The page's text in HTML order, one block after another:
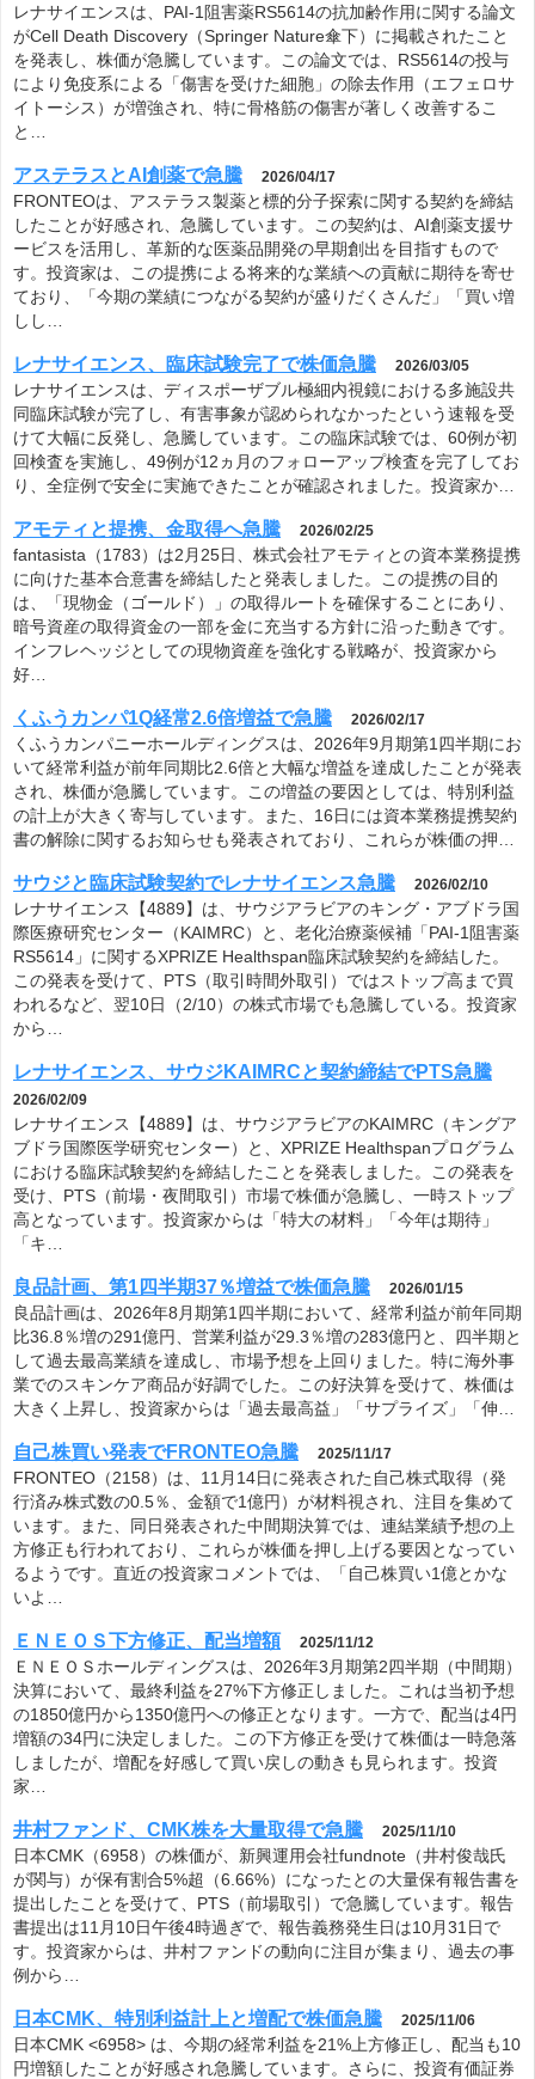
レナサイエンスは、PAI-1阻害薬RS5614の抗加齢作用に関する論文
がCell Death Discovery（Springer Nature傘下）に掲載されたこと
を発表し、株価が急騰しています。この論文では、RS5614の投与
により免疫系による「傷害を受けた細胞」の除去作用（エフェロサ
イトーシス）が増強され、特に骨格筋の傷害が著しく改善するこ
と…
アステラスとAI創薬で急騰 2026/04/17
FRONTEOは、アステラス製薬と標的分子探索に関する契約を締結
したことが好感され、急騰しています。この契約は、AI創薬支援サ
ービスを活用し、革新的な医薬品開発の早期創出を目指すもので
す。投資家は、この提携による将来的な業績への貢献に期待を寄せ
ており、「今期の業績につながる契約が盛りだくさんだ」「買い増
しし…
レナサイエンス、臨床試験完了で株価急騰 2026/03/05
レナサイエンスは、ディスポーザブル極細内視鏡における多施設共
同臨床試験が完了し、有害事象が認められなかったという速報を受
けて大幅に反発し、急騰しています。この臨床試験では、60例が初
回検査を実施し、49例が12ヵ月のフォローアップ検査を完了してお
り、全症例で安全に実施できたことが確認されました。投資家か…
アモティと提携、金取得へ急騰 2026/02/25
fantasista（1783）は2月25日、株式会社アモティとの資本業務提携
に向けた基本合意書を締結したと発表しました。この提携の目的
は、「現物金（ゴールド）」の取得ルートを確保することにあり、
暗号資産の取得資金の一部を金に充当する方針に沿った動きです。
インフレヘッジとしての現物資産を強化する戦略が、投資家から
好…
くふうカンパ1Q経常2.6倍増益で急騰 2026/02/17
くふうカンパニーホールディングスは、2026年9月期第1四半期にお
いて経常利益が前年同期比2.6倍と大幅な増益を達成したことが発表
され、株価が急騰しています。この増益の要因としては、特別利益
の計上が大きく寄与しています。また、16日には資本業務提携契約
書の解除に関するお知らせも発表されており、これらが株価の押…
サウジと臨床試験契約でレナサイエンス急騰 2026/02/10
レナサイエンス【4889】は、サウジアラビアのキング・アブドラ国
際医療研究センター（KAIMRC）と、老化治療薬候補「PAI-1阻害薬
RS5614」に関するXPRIZE Healthspan臨床試験契約を締結した。
この発表を受けて、PTS（取引時間外取引）ではストップ高まで買
われるなど、翌10日（2/10）の株式市場でも急騰している。投資家
から…
レナサイエンス、サウジKAIMRCと契約締結でPTS急騰
2026/02/09
レナサイエンス【4889】は、サウジアラビアのKAIMRC（キングア
ブドラ国際医学研究センター）と、XPRIZE Healthspanプログラム
における臨床試験契約を締結したことを発表しました。この発表を
受け、PTS（前場・夜間取引）市場で株価が急騰し、一時ストップ
高となっています。投資家からは「特大の材料」「今年は期待」
「キ…
良品計画、第1四半期37％増益で株価急騰 2026/01/15
良品計画は、2026年8月期第1四半期において、経常利益が前年同期
比36.8％増の291億円、営業利益が29.3％増の283億円と、四半期と
して過去最高業績を達成し、市場予想を上回りました。特に海外事
業でのスキンケア商品が好調でした。この好決算を受けて、株価は
大きく上昇し、投資家からは「過去最高益」「サプライズ」「伸…
自己株買い発表でFRONTEO急騰 2025/11/17
FRONTEO（2158）は、11月14日に発表された自己株式取得（発
行済み株式数の0.5％、金額で1億円）が材料視され、注目を集めて
います。また、同日発表された中間期決算では、連結業績予想の上
方修正も行われており、これらが株価を押し上げる要因となってい
るようです。直近の投資家コメントでは、「自己株買い1億とかな
いよ…
ＥＮＥＯＳ下方修正、配当増額 2025/11/12
ＥＮＥＯＳホールディングスは、2026年3月期第2四半期（中間期）
決算において、最終利益を27%下方修正しました。これは当初予想
の1850億円から1350億円への修正となります。一方で、配当は4円
増額の34円に決定しました。この下方修正を受けて株価は一時急落
しましたが、増配を好感して買い戻しの動きも見られます。投資
家…
井村ファンド、CMK株を大量取得で急騰 2025/11/10
日本CMK（6958）の株価が、新興運用会社fundnote（井村俊哉氏
が関与）が保有割合5%超（6.66%）になったとの大量保有報告書を
提出したことを受けて、PTS（前場取引）で急騰しています。報告
書提出は11月10日午後4時過ぎで、報告義務発生日は10月31日で
す。投資家からは、井村ファンドの動向に注目が集まり、過去の事
例から…
日本CMK、特別利益計上と増配で株価急騰 2025/11/06
日本CMK <6958> は、今期の経常利益を21%上方修正し、配当も10
円増額したことが好感され急騰しています。さらに、投資有価証券